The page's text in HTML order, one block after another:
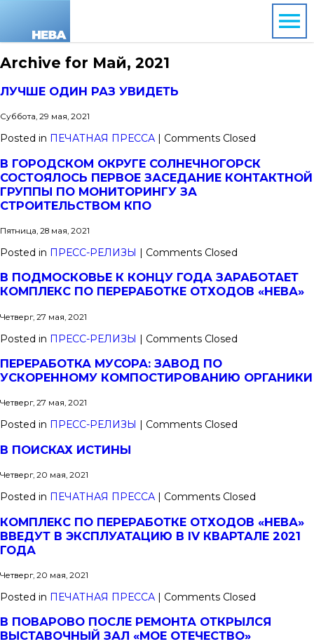
Archive for Май, 2021
ЛУЧШЕ ОДИН РАЗ УВИДЕТЬ
Суббота, 29 мая, 2021
Posted in ПЕЧАТНАЯ ПРЕССА | Comments Closed
В ГОРОДСКОМ ОКРУГЕ СОЛНЕЧНОГОРСК
СОСТОЯЛОСЬ ПЕРВОЕ ЗАСЕДАНИЕ КОНТАКТНОЙ
ГРУППЫ ПО МОНИТОРИНГУ ЗА
СТРОИТЕЛЬСТВОМ КПО
Пятница, 28 мая, 2021
Posted in ПРЕСС-РЕЛИЗЫ | Comments Closed
В ПОДМОСКОВЬЕ К КОНЦУ ГОДА ЗАРАБОТАЕТ
КОМПЛЕКС ПО ПЕРЕРАБОТКЕ ОТХОДОВ «НЕВА»
Четверг, 27 мая, 2021
Posted in ПРЕСС-РЕЛИЗЫ | Comments Closed
ПЕРЕРАБОТКА МУСОРА: ЗАВОД ПО
УСКОРЕННОМУ КОМПОСТИРОВАНИЮ ОРГАНИКИ
Четверг, 27 мая, 2021
Posted in ПРЕСС-РЕЛИЗЫ Comments Closed
В ПОИСКАХ ИСТИНЫ
Четверг, 20 мая, 2021
Posted in ПЕЧАТНАЯ ПРЕССА | Comments Closed
КОМПЛЕКС ПО ПЕРЕРАБОТКЕ ОТХОДОВ «НЕВА»
ВВЕДУТ В ЭКСПЛУАТАЦИЮ В IV КВАРТАЛЕ 2021
ГОДА
Четверг, 20 мая, 2021
Posted in ПЕЧАТНАЯ ПРЕССА | Comments Closed
В ПОВАРОВО ПОСЛЕ РЕМОНТА ОТКРЫЛСЯ
ВЫСТАВОЧНЫЙ ЗАЛ «МОЕ ОТЕЧЕСТВО»